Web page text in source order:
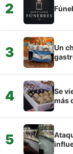
2
3
Un
4
Se
más
5